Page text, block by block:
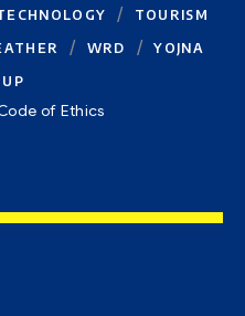
TOURISM
WRD
YOJNA
of Ethics